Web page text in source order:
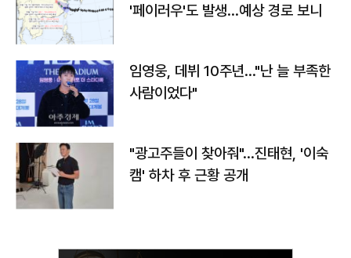
'페이러우'도 발생…예상 경로 보니
임영웅, 데뷔 10주년…"난 늘 부족한
사람이었다"
"광고주들이 찾아줘"…진태현, '이숙
캠' 하차 후 근황 공개